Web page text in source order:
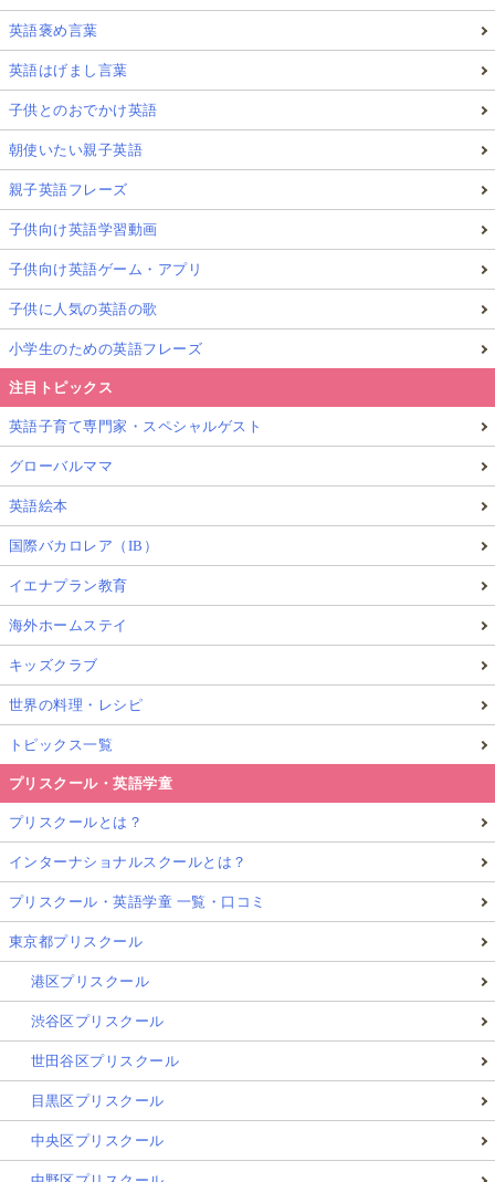
英語褒め言葉
英語はげまし言葉
子供とのおでかけ英語
朝使いたい親子英語
親子英語フレーズ
子供向け英語学習動画
子供向け英語ゲーム・アプリ
子供に人気の英語の歌
小学生のための英語フレーズ
注目トピックス
英語子育て専門家・スペシャルゲスト
グローバルママ
英語絵本
国際バカロレア（IB）
イエナプラン教育
海外ホームステイ
キッズクラブ
世界の料理・レシピ
トピックス一覧
プリスクール・英語学童
プリスクールとは？
インターナショナルスクールとは？
プリスクール・英語学童 一覧・口コミ
東京都プリスクール
港区プリスクール
渋谷区プリスクール
世田谷区プリスクール
目黒区プリスクール
中央区プリスクール